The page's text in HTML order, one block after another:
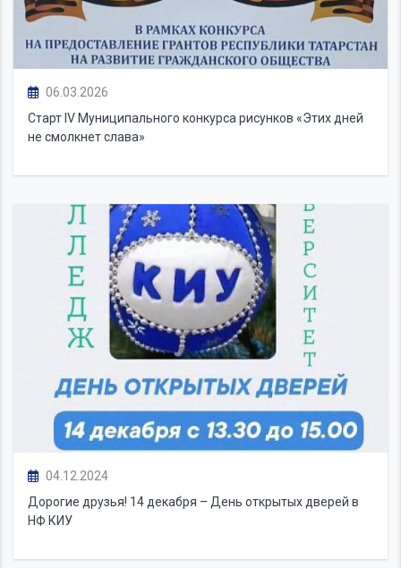
06.03.2026
Старт IV Муниципального конкурса рисунков «Этих дней
не смолкнет слава»
04.12.2024
Дорогие друзья! 14 декабря – День открытых дверей в
НФ КИУ